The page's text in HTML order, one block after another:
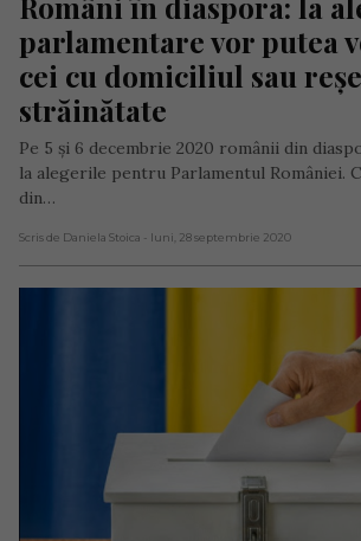
parlamentare vor putea
cei cu domiciliul sau
străinătate
Pe 5 și 6 decembrie 2020 românii din
la alegerile pentru Parlamentul României.
din…
Scris de Daniela Stoica - luni, 28 septembrie 2020